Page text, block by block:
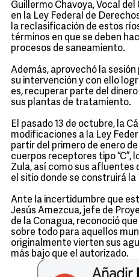
Guillermo Chavoya, Vocal
en la Ley Federal de
la reclasificación de estos
términos en que se deben
procesos de saneamiento.
Además, aprovechó la
su intervención y con ello
es, recuperar parte del
sus plantas de tratamiento.
El pasado 13 de octubre, la
modificaciones a la Ley
partir del primero de enero
cuerpos receptores tipo “C”,
Zula, así como sus
el sitio donde se construirá la
Ante la incertidumbre que
Jesús Amezcua, jefe de
de la Conagua, reconoció
sobre todo para aquellos
originalmente vierten sus
más bajo que el autorizado.